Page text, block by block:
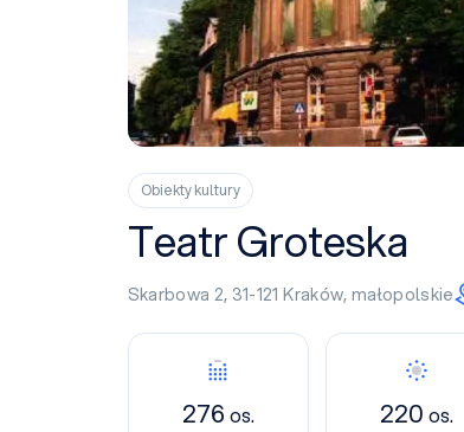
Obiekty kultury
Teatr Groteska
Skarbowa 2, 31-121Kraków, małopolskie
Konferencja
276 os.
Bankiet
220 os.